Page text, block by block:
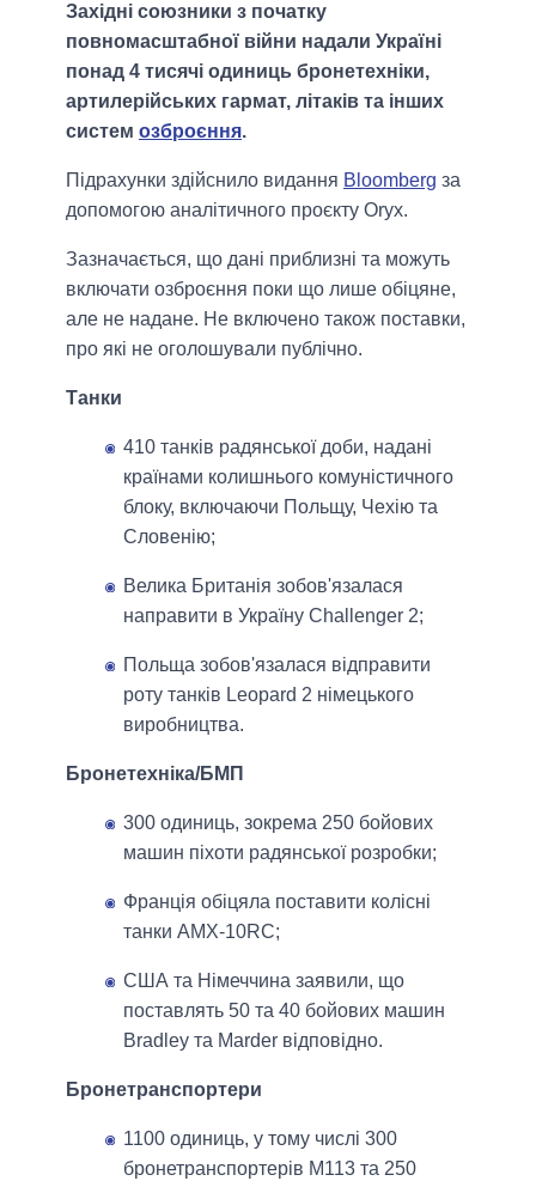
Західні союзники з початку
повномасштабної війни надали Україні
понад 4 тисячі одиниць бронетехніки,
артилерійських гармат, літаків та інших
систем озброєння.
Підрахунки здійснило видання Bloomberg за
допомогою аналітичного проєкту Oryx.
Зазначається, що дані приблизні та можуть
включати озброєння поки що лише обіцяне,
але не надане. Не включено також поставки,
про які не оголошували публічно.
Танки
410 танків радянської доби, надані
країнами колишнього комуністичного
блоку, включаючи Польщу, Чехію та
Словенію;
Велика Британія зобов'язалася
направити в Україну Challenger 2;
Польща зобов'язалася відправити
роту танків Leopard 2 німецького
виробництва.
Бронетехніка/БМП
300 одиниць, зокрема 250 бойових
машин піхоти радянської розробки;
Франція обіцяла поставити колісні
танки AMX-10RC;
США та Німеччина заявили, що
поставлять 50 та 40 бойових машин
Bradley та Marder відповідно.
Бронетранспортери
1100 одиниць, у тому числі 300
бронетранспортерів M113 та 250